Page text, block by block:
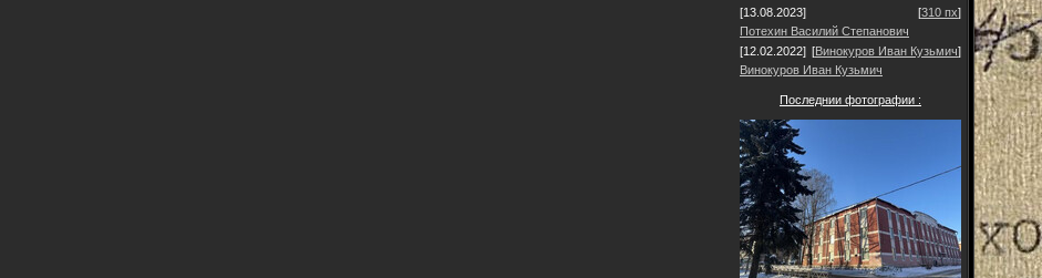
[13.08.2023]
[310 пх]
Потехин Василий Степанович
[12.02.2022] [Винокуров Иван Кузьмич]
Винокуров Иван Кузьмич
Последнии фотографии :